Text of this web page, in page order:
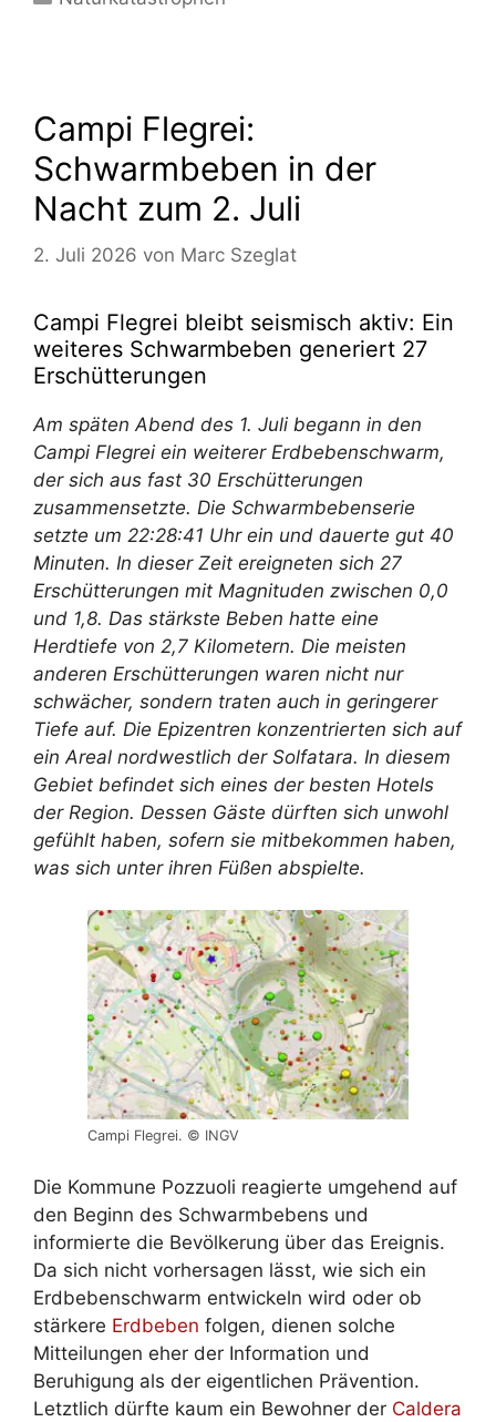
Campi Flegrei:
Schwarmbeben in der
Nacht zum 2. Juli
2. Juli 2026 von Marc Szeglat
Campi Flegrei bleibt seismisch aktiv: Ein
weiteres Schwarmbeben generiert 27
Erschütterungen
Am späten Abend des 1. Juli begann in den
Campi Flegrei ein weiterer Erdbebenschwarm,
der sich aus fast 30 Erschütterungen
zusammensetzte. Die Schwarmbebenserie
setzte um 22:28:41 Uhr ein und dauerte gut 40
Minuten. In dieser Zeit ereigneten sich 27
Erschütterungen mit Magnituden zwischen 0,0
und 1,8. Das stärkste Beben hatte eine
Herdtiefe von 2,7 Kilometern. Die meisten
anderen Erschütterungen waren nicht nur
schwächer, sondern traten auch in geringerer
Tiefe auf. Die Epizentren konzentrierten sich auf
ein Areal nordwestlich der Solfatara. In diesem
Gebiet befindet sich eines der besten Hotels
der Region. Dessen Gäste dürften sich unwohl
gefühlt haben, sofern sie mitbekommen haben,
was sich unter ihren Füßen abspielte.
Campi Flegrei. © INGV
Die Kommune Pozzuoli reagierte umgehend auf
den Beginn des Schwarmbebens und
informierte die Bevölkerung über das Ereignis.
Da sich nicht vorhersagen lässt, wie sich ein
Erdbebenschwarm entwickeln wird oder ob
stärkere Erdbeben folgen, dienen solche
Mitteilungen eher der Information und
Beruhigung als der eigentlichen Prävention.
Letztlich dürfte kaum ein Bewohner der Caldera